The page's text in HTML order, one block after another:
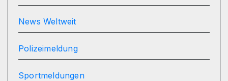
News Weltweit
Polizeimeldung
Sportmeldungen